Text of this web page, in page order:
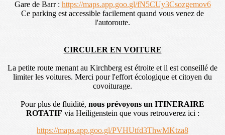
Gare de Barr : https://maps.app.goo.gl/fN5CUy3Csozgemov6
Ce parking est accessible facilement quand vous venez de
l'autoroute.
CIRCULER EN VOITURE
La petite route menant au Kirchberg est étroite et il est conseillé de
limiter les voitures. Merci pour l'effort écologique et citoyen du
covoiturage.
Pour plus de fluidité, nous prévoyons un ITINERAIRE
ROTATIF via Heiligenstein que vous retrouverez ici :
https://maps.app.goo.gl/PVHUtfd3ThwMKtza8